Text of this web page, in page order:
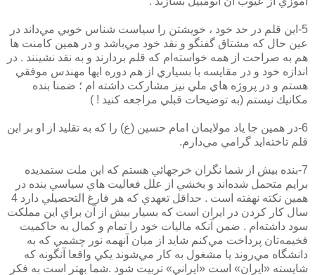
5-اين قلم در حد خود ، خويشتن را سياست شناس خوبي مي‌داند در
عين حال كه مشتاق گفتگو و نقد خود مي‌باشد و در همين كامنت ها
هم به صراحت از همه خواسته‌ام كه قلم بردارند و به نقد نشينند . در
اندازه خود و در مقايسه با بسياري از هم دوره ‌ايها مهندس موفقي
هستم و در پروژه هاي ملي نيز مشاركت داشته ام ؛ ضمنا بنده
مكانيك نيستم (به توضيحات قبلي مراجعه كنيد ! )
6-در همين جا ياد مولايمان امام حسين (ع) را كه به تقليد از او بر اين
قلم تاخته‌ايد گرامي مي‌دارم.
7-بنده بيش از شما نگران خرجهائي هستم كه اين ملت ستمديده
برايم متحمل شده‌اند و بخشي از علل فعاليت هاي سياسي بنده در
همين نكته نهفته است . حداقل تعهدي كه هر فارغ التحصيلي دارد 4
سال كار كردن در ايران است كه بسيار بيش از آن براي اين مملكت
سود داشته‌ام . ضمن آنكه ماليات خود را تمام و كمال به حاكميت
فخيمه‌تان پرداخت مي‌كنم شايد از ميان آنهمه نور چشمي كه به
دانشگاه مي‌روند يا مشغول به كار مي‌شوند يكي واقعا آنگونه كه
شايسته «ايران» است «ايراني» تربيت شود .شما بهتر است به فكر